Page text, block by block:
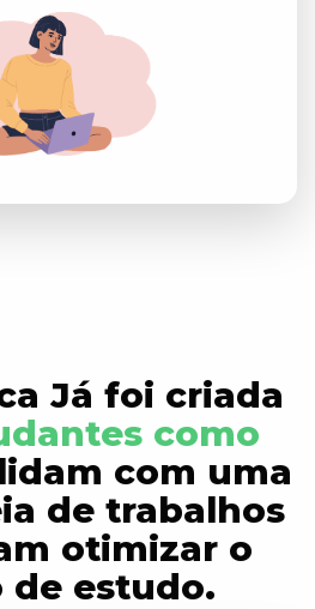
Já foi criada
como
com uma
de trabalhos
otimizar o
de estudo.